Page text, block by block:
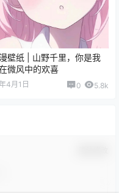
壁纸 | 山野千里，你是我
微风中的欢喜
4月1日 0 5.8k